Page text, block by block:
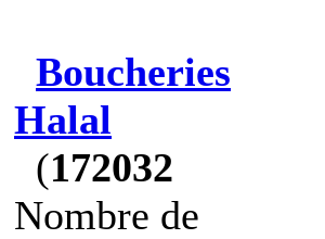
Boucheries
Halal
(172032
Nombre de